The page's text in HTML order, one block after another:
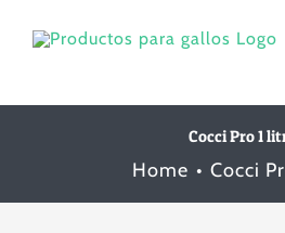
Cocci Pro 1
Home Cocci